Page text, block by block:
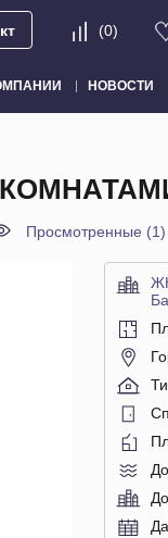
(0)
НОВОСТИ
Просмотренные (1)